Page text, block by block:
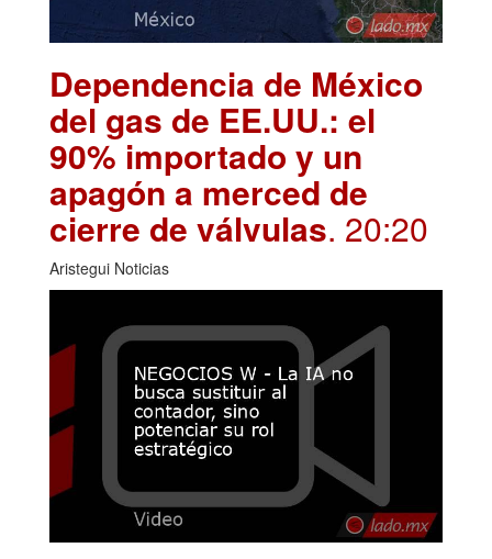
Dependencia de México
del gas de EE.UU.: el
90% importado y un
apagón a merced de
cierre de válvulas. 20:20
Aristegui Noticias